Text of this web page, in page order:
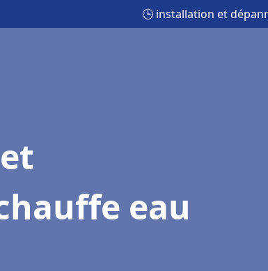
🕒 installation et
eau